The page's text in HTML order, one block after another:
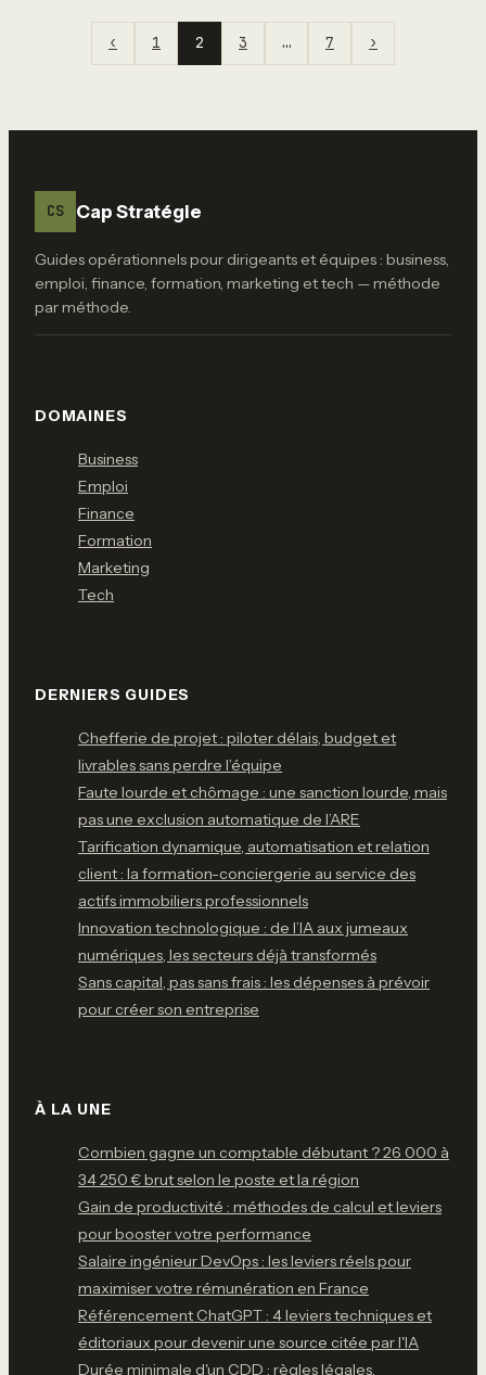
‹ 1 2 3 … 7 ›
CS Cap Stratégie
Guides opérationnels pour dirigeants et équipes : business,
emploi, finance, formation, marketing et tech — méthode
par méthode.
DOMAINES
Business
Emploi
Finance
Formation
Marketing
Tech
DERNIERS GUIDES
Chefferie de projet : piloter délais, budget et
livrables sans perdre l’équipe
Faute lourde et chômage : une sanction lourde, mais
pas une exclusion automatique de l’ARE
Tarification dynamique, automatisation et relation
client : la formation-conciergerie au service des
actifs immobiliers professionnels
Innovation technologique : de l’IA aux jumeaux
numériques, les secteurs déjà transformés
Sans capital, pas sans frais : les dépenses à prévoir
pour créer son entreprise
À LA UNE
Combien gagne un comptable débutant ? 26 000 à
34 250 € brut selon le poste et la région
Gain de productivité : méthodes de calcul et leviers
pour booster votre performance
Salaire ingénieur DevOps : les leviers réels pour
maximiser votre rémunération en France
Référencement ChatGPT : 4 leviers techniques et
éditoriaux pour devenir une source citée par l'IA
Durée minimale d'un CDD : règles légales,